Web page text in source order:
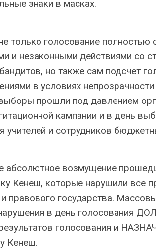
знаки в масках.
только голосование полностью
и незаконными действиями со
но также сам подсчет
в условиях непрозрачности
прошли под давлением
кампании и в день
учителей и сотрудников
возмущение
Кенеш, которые нарушили все
правового государства.
в день голосования
голосования и
Кенеш.